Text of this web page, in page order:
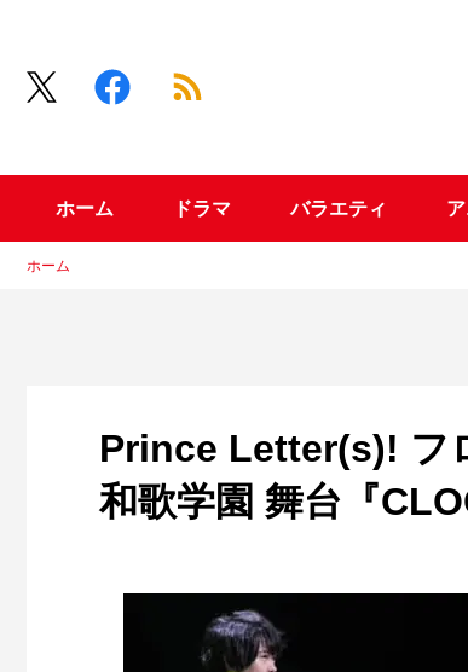
ホーム ドラマ バラエティ
ホーム
Prince Letter(s)! フ
和歌学園 舞台『